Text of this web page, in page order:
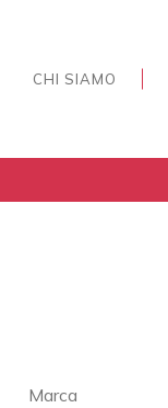
CHI SIAMO
Marca